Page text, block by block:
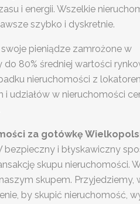
i energii. Wszelkie
szybko i dyskretnie.
pieniądze zamrożone w
80% średniej wartości
nieruchomości z
i udziałów w nieruchomości
za gotówkę
bezpieczny i błyskawiczny
skupu nieruchomości.
skupem. Przyjedziemy,
by skupić nieruchomość,